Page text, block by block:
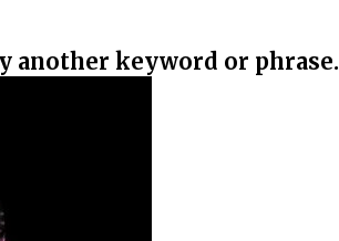
another keyword or phrase.